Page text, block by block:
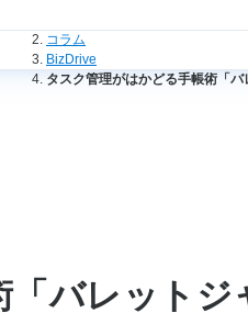
コラム
BizDrive
タスク管理がはかどる手帳術「バ
バレットジ